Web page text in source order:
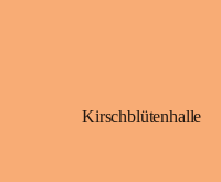
Kirschblütenhalle